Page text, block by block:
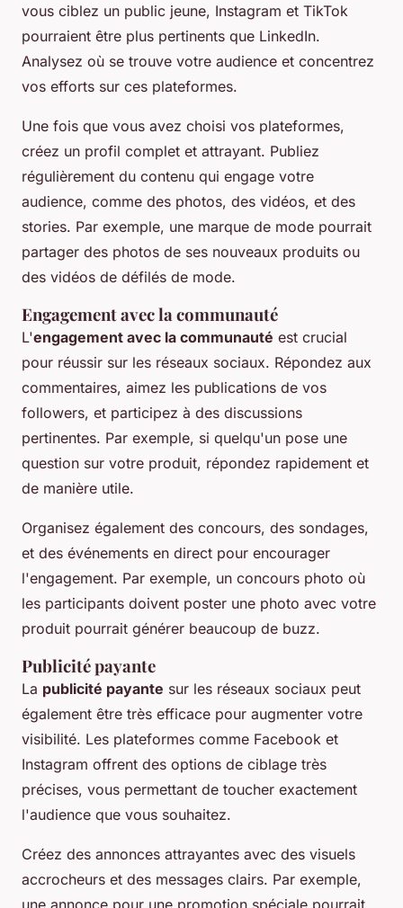
vous ciblez un public jeune, Instagram et TikTok
pourraient être plus pertinents que LinkedIn.
Analysez où se trouve votre audience et concentrez
vos efforts sur ces plateformes.
Une fois que vous avez choisi vos plateformes,
créez un profil complet et attrayant. Publiez
régulièrement du contenu qui engage votre
audience, comme des photos, des vidéos, et des
stories. Par exemple, une marque de mode pourrait
partager des photos de ses nouveaux produits ou
des vidéos de défilés de mode.
Engagement avec la communauté
L'engagement avec la communauté est crucial
pour réussir sur les réseaux sociaux. Répondez aux
commentaires, aimez les publications de vos
followers, et participez à des discussions
pertinentes. Par exemple, si quelqu'un pose une
question sur votre produit, répondez rapidement et
de manière utile.
Organisez également des concours, des sondages,
et des événements en direct pour encourager
l'engagement. Par exemple, un concours photo où
les participants doivent poster une photo avec votre
produit pourrait générer beaucoup de buzz.
Publicité payante
La publicité payante sur les réseaux sociaux peut
également être très efficace pour augmenter votre
visibilité. Les plateformes comme Facebook et
Instagram offrent des options de ciblage très
précises, vous permettant de toucher exactement
l'audience que vous souhaitez.
Créez des annonces attrayantes avec des visuels
accrocheurs et des messages clairs. Par exemple,
une annonce pour une promotion spéciale pourrait